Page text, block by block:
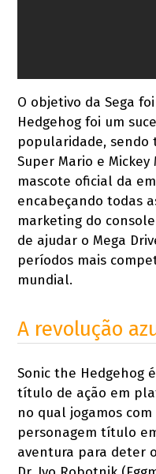
O objetivo da Sega
Hedgehog foi um
popularidade, sendo
Super Mario e Mickey
mascote oficial da
encabeçando todas
marketing do
de ajudar o Mega
períodos mais
mundial.
A revolução
Sonic the Hedgehog
título de ação em
no qual jogamos com
personagem título
aventura para deter